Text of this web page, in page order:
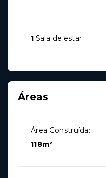
1 Sala de estar
Áreas
Área Construída:
118m²